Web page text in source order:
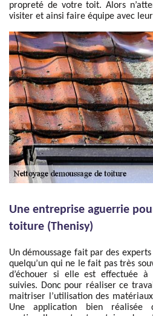
propreté de votre toit. Alors
visiter et ainsi faire équipe avec
Une entreprise aguerrie
toiture (Thenisy)
Un démoussage fait par des
quelqu’un qui ne le fait pas très
d’échouer si elle est effectuée
suivies. Donc pour réaliser ce
maitriser l’utilisation des
Une application bien réalisée